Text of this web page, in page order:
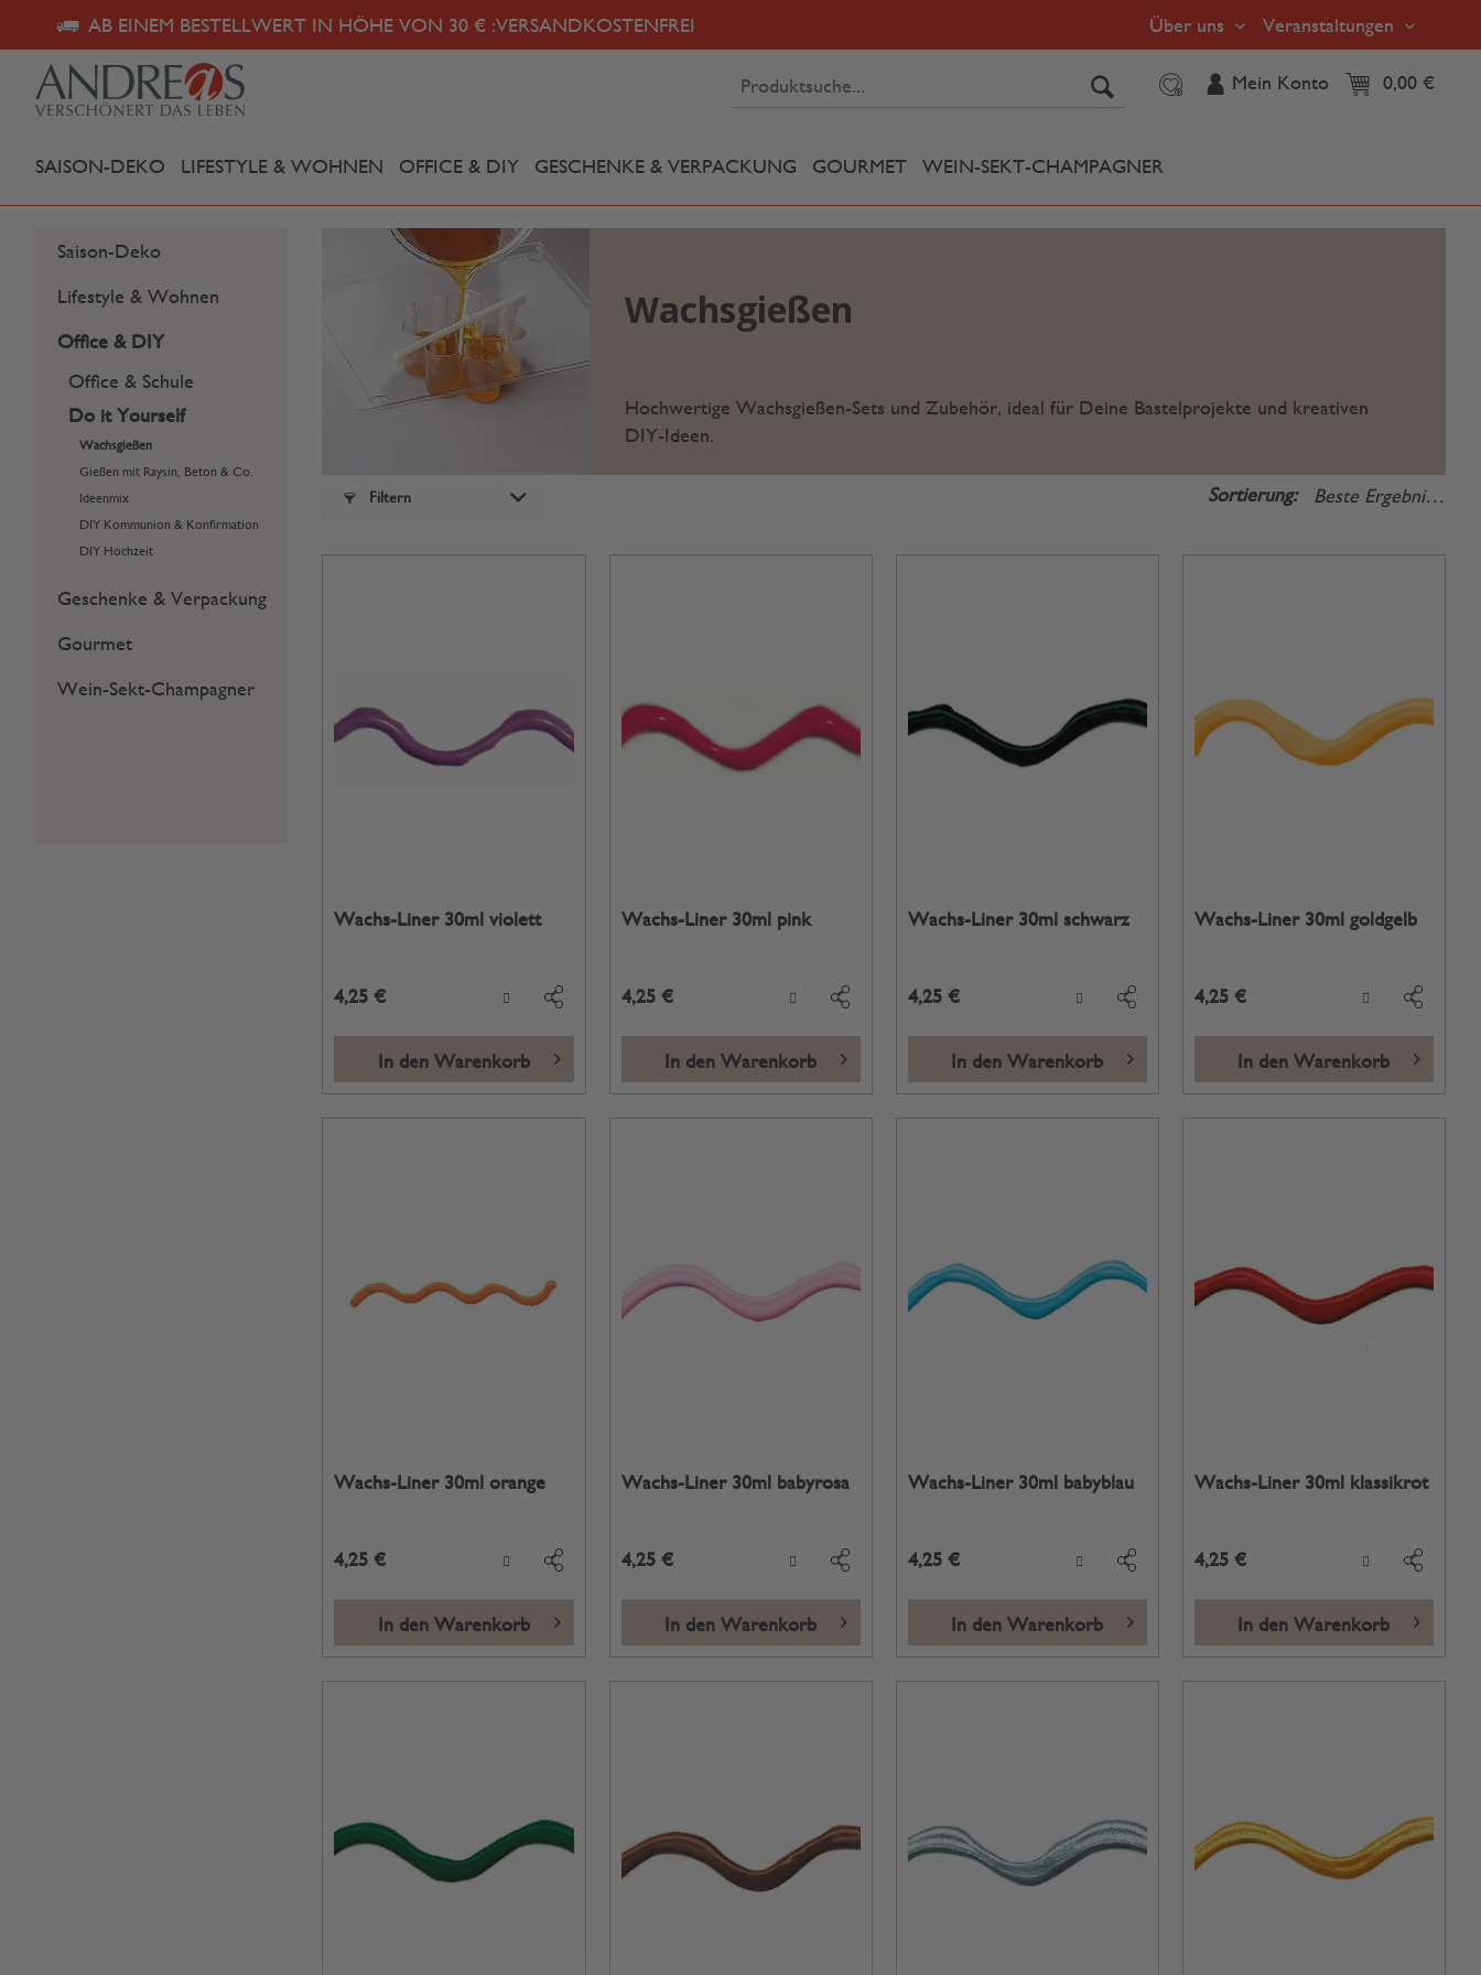
AB EINEM BESTELLWERT IN HÖHE VON 30 € :VERSANDKOSTENFREI Über uns Veranstaltungen
Mein Konto 0,00 €
SAISON-DEKO LIFESTYLE & WOHNEN OFFICE & DIY GESCHENKE & VERPACKUNG GOURMET WEIN-SEKT-CHAMPAGNER
Saison-Deko
Lifestyle & Wohnen
Office & DIY
Office & Schule
Do it Yourself
Wachsgießen
Gießen mit Raysin, Beton & Co.
Ideenmix
DIY Kommunion & Konfirmation
DIY Hochzeit
Geschenke & Verpackung
Gourmet
Wein-Sekt-Champagner
Wachsgießen
Hochwertige Wachsgießen-Sets und Zubehör, ideal für Deine Bastelprojekte und kreativen
DIY-Ideen.
Filtern Sortierung:
Wachs-Liner 30ml violett
4,25 €
In den Warenkorb
Wachs-Liner 30ml pink
4,25 €
In den Warenkorb
Wachs-Liner 30ml schwarz
4,25 €
In den Warenkorb
Wachs-Liner 30ml goldgelb
4,25 €
In den Warenkorb
Wachs-Liner 30ml orange
4,25 €
In den Warenkorb
Wachs-Liner 30ml babyrosa
4,25 €
In den Warenkorb
Wachs-Liner 30ml babyblau
4,25 €
In den Warenkorb
Wachs-Liner 30ml klassikrot
4,25 €
In den Warenkorb